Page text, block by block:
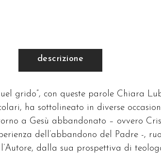
descrizione
grido”, con queste parole Chiara
ha sottolineato in diverse
a Gesù abbandonato – ovvero
dell’abbandono del Padre -,
dalla sua prospettiva di